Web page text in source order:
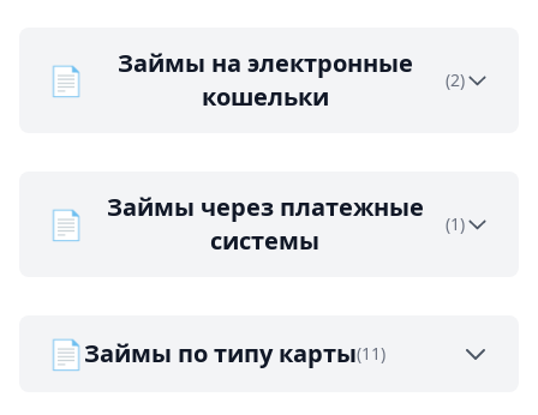
📄
Займы на электронные
кошельки
(2)
📄
Займы через платежные
системы
(1)
📄Займы по типу карты(11)